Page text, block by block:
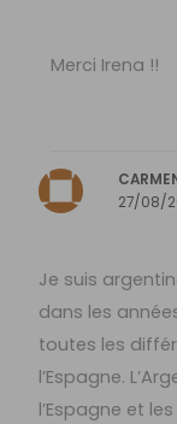
Merci Irena !!
27/08/
Je suis
dans les
toutes les
l’Espagne.
l’Espagne et